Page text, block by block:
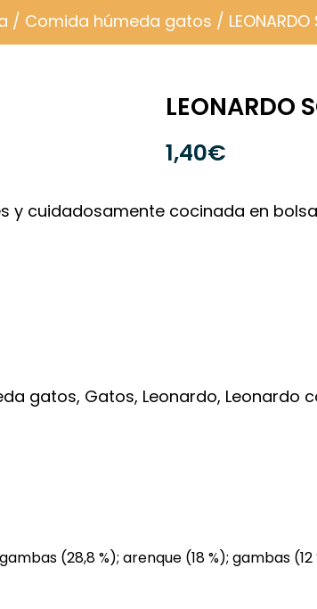
/ Comida húmeda gatos /
LEONARDO
1,40€
cuidadosamente cocinada en
gatos, Gatos, Leonardo, Leonardo
(28,8 %); arenque (18 %); gambas